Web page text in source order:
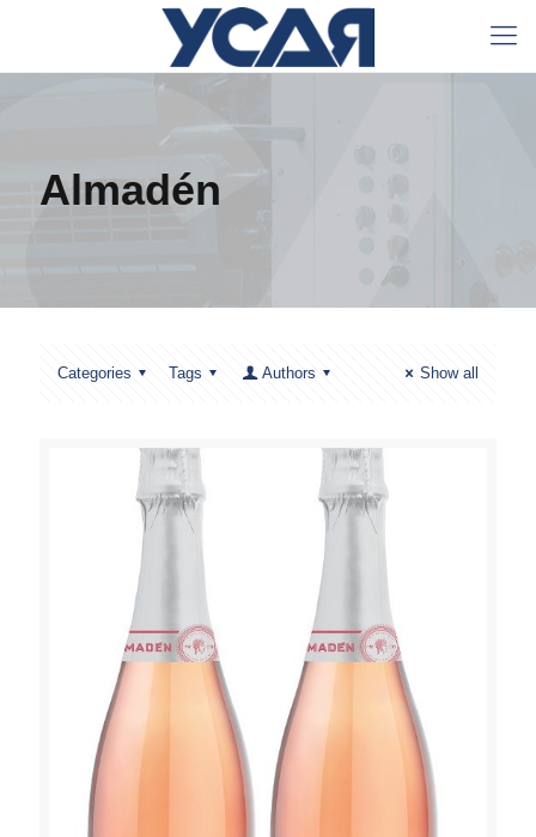
Almadén
Categories Tags Authors Show all